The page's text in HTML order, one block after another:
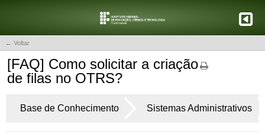
← Voltar
[FAQ] Como solicitar a criação
de filas no OTRS?
Base de Conhecimento Sistemas Administrativos